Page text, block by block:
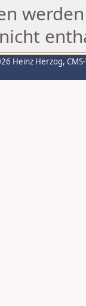
Heinz Herzog,